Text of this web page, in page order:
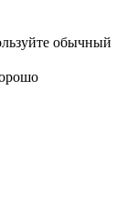
обычный